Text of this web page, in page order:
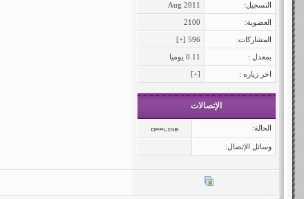
التسجيل: Aug 2011
العضوية: 2100
المشاركات: 596 [
+
]
بمعدل : 0.11 يوميا
اخر زياره : [
+
]
الإتصالات
الحالة:
وسائل الإتصال: